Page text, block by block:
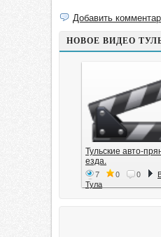
Добавить
НОВОЕ ВИДЕО
Тульские авто-
езда.
7 0 0
Тула